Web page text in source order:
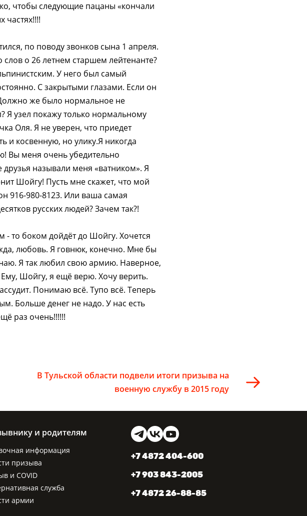
чтобы следующие пацаны «кончали
частях!!!!
по поводу звонков сына 1 апреля.
о 26 летнем старшем лейтенанте?
У него был самый
С закрытыми глазами. Если он
же было нормальное не
Я узел покажу только нормальному
Оля. Я не уверен, что приедет
и косвенную, но улику.Я никогда
Вы меня очень убедительно
называли меня «ватником». Я
Шойгу! Пусть мне скажет, что мой
916-980-8123. Или ваша самая
русских людей? Зачем так?!
- то боком дойдёт до Шойгу. Хочется
любовь. Я говнюк, конечно. Мне бы
Я так любил свою армию. Наверное,
Шойгу, я ещё верю. Хочу верить.
Понимаю всё. Тупо всё. Теперь
Больше денег не надо. У нас есть
раз очень!!!!!!
В Тульской области подвели итоги призыва на
военную службу в 2015 году
и родителям
информация
призыва
и COVID
служба
армии
+7 4872 404-600
+7 903 843-2005
+7 4872 26-88-85